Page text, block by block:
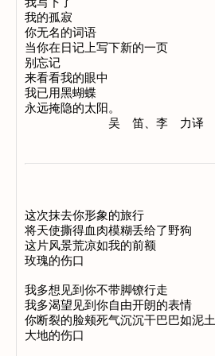
我的孤寂
你无名的词语
当你在日记上写下新的一页
别忘记
来看看我的眼中
我已用黑蝴蝶
永远掩隐的太阳。
这次抹去你形象的旅行
将天使撕得血肉模糊丢给了野狗
这片风景荒凉如我的前额
玫瑰的伤口
我多想见到你不带脚镣行走
我多渴望见到你自由开朗的表情
你断裂的脸颊死气沉沉干巴巴如泥土
大地的伤口